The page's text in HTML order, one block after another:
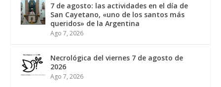
7 de agosto: las actividades en el día de
San Cayetano, «uno de los santos más
queridos» de la Argentina
Ago 7, 2026
Necrológica del viernes 7 de agosto de
2026
Ago 7, 2026